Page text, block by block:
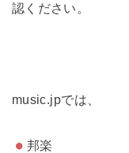
認ください。
music.jpでは、
邦楽